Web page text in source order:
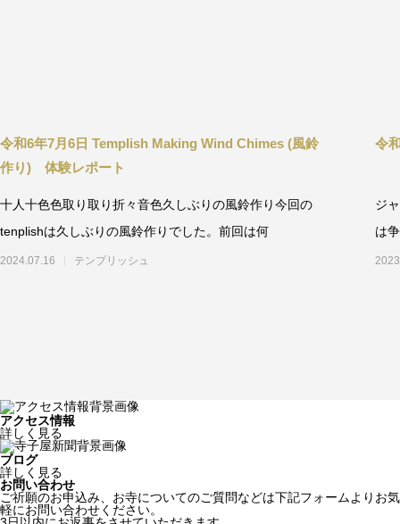
令和6年7月6日 Templish Making Wind Chimes (風鈴
作り) 体験レポート
十人十色色取り取り折々音色久しぶりの風鈴作り今回の
tenplishは久しぶりの風鈴作りでした。前回は何
2024.07.16 テンプリッシュ
令
ジ
は
アクセス情報
詳しく見る
ブログ
詳しく見る
お問い合わせ
ご祈願のお申込み、お寺についてのご質問などは下記フォームよりお気
軽にお問い合わせください。